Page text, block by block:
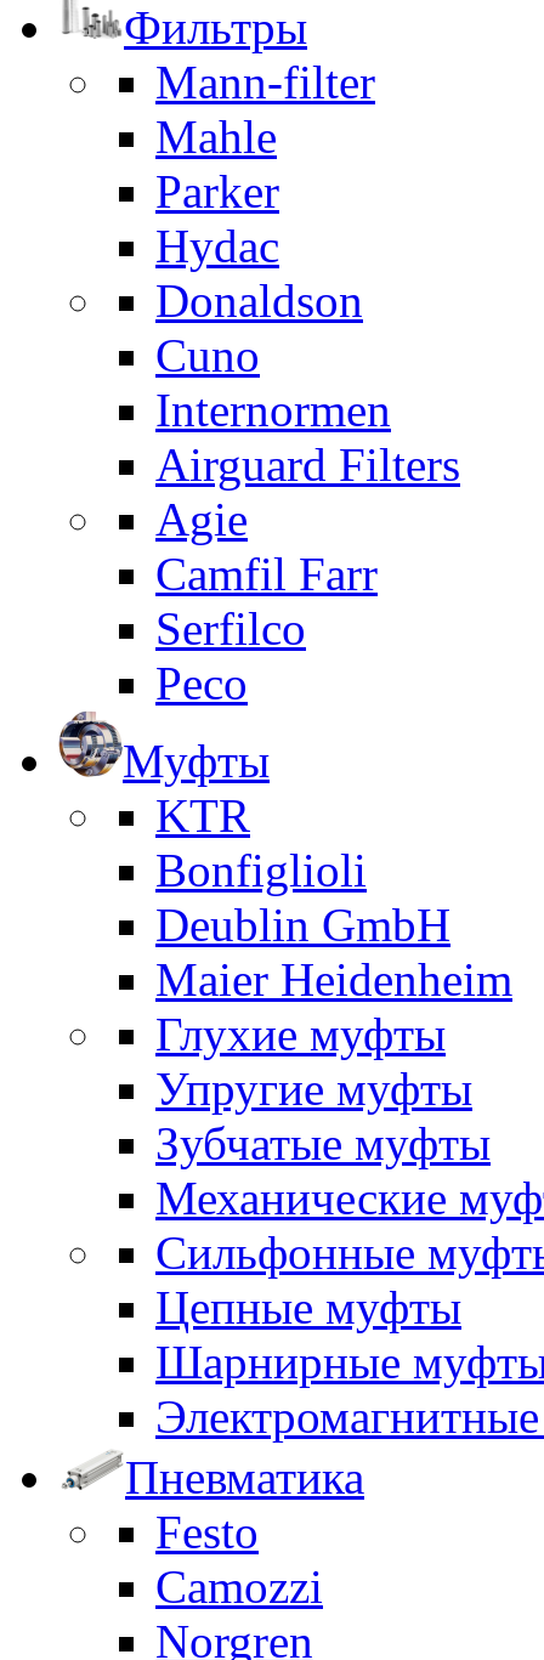
Фильтры
Mann-filter
Mahle
Parker
Hydac
Donaldson
Cuno
Internormen
Airguard Filters
Agie
Camfil Farr
Serfilco
Peco
Муфты
KTR
Bonfiglioli
Deublin GmbH
Maier Heidenheim
Глухие муфты
Упругие муфты
Зубчатые муфты
Механические
Сильфонные
Цепные муфты
Шарнирные
Пневматика
Festo
Camozzi
Norgren